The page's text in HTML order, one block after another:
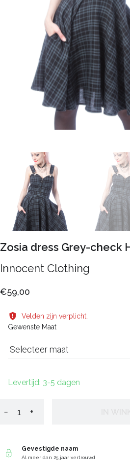
Zosia dress Grey-check
Innocent Clothing
€59,00
Velden zijn verplicht.
Gewenste Maat
Selecteer maat
Levertijd: 3-5 dagen
− +
Gevestigde naam
Al meer dan 25 jaar vertrouwd